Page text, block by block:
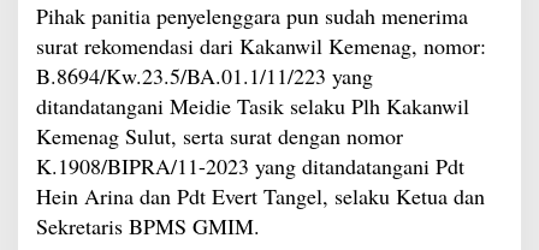
Pihak panitia penyelenggara pun sudah menerima
surat rekomendasi dari Kakanwil Kemenag, nomor:
B.8694/Kw.23.5/BA.01.1/11/223 yang
ditandatangani Meidie Tasik selaku Plh Kakanwil
Kemenag Sulut, serta surat dengan nomor
K.1908/BIPRA/11-2023 yang ditandatangani Pdt
Hein Arina dan Pdt Evert Tangel, selaku Ketua dan
Sekretaris BPMS GMIM.